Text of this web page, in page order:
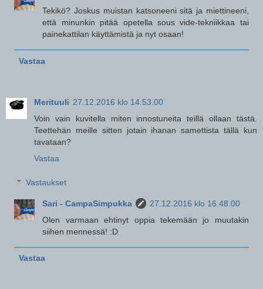
Tekikö? Joskus muistan katsoneeni sitä ja miettineeni,
että minunkin pitää opetella sous vide-tekniikkaa tai
painekattilan käyttämistä ja nyt osaan!
Vastaa
Merituuli 27.12.2016 klo 14.53.00
Voin vain kuvitella miten innostuneita teillä ollaan tästä.
Teettehän meille sitten jotain ihanan samettista tällä kun
tavataan?
Vastaa
Vastaukset
Sari - CampaSimpukka
27.12.2016 klo 16.48.00
Olen varmaan ehtinyt oppia tekemään jo muutakin
siihen mennessä! :D
Vastaa